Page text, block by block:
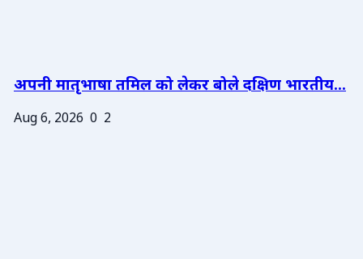
अपनी मातृभाषा तमिल को लेकर बोले दक्षिण भारतीय...
Aug 6, 2026 0 2